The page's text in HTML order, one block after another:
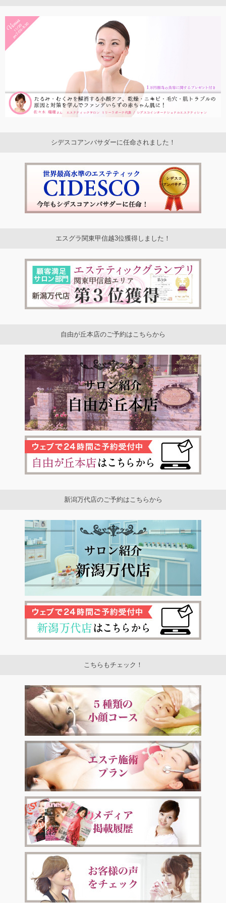
シデスコアンバサダーに任命されました！
エスグラ関東甲信越3位獲得しました！
自由が丘本店のご予約はこちらから
新潟万代店のご予約はこちらから
こちらもチェック！